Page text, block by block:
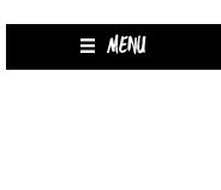
MENU